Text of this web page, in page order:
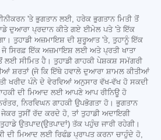
'ਤੇ ਭੁਗਤਾਨ ਲਈ, ਹਰੇਕ ਭੁਗਤਾਨ ਮਿਤੀ ਤੋਂ
ਦੁਆਰਾ ਪ੍ਰਦਾਨ ਕੀਤੇ ਗਏ ਈਮੇਲ ਪਤੇ 'ਤੇ ਇੱਕ
ਤੁਹਾਡੀ ਅਜ਼ਮਾਇਸ਼ ਦੀ ਸ਼ੁਰੂਆਤ 'ਤੇ, ਤੁਹਾਨੂੰ ਇੱਕ
ਜੋ ਸਿਰਫ਼ ਇੱਕ ਅਜ਼ਮਾਇਸ਼ ਲਈ ਅਤੇ ਪ੍ਰਤੀ ਖਾਤਾ
ਸੀਮਿਤ ਹੈ। ਤੁਹਾਡੀ ਗਾਹਕੀ ਪੇਸ਼ਕਸ਼ ਸਮੱਗਰੀ
ਸ਼ਰਤਾਂ (ਜੋ ਕਿ ਇੱਥੇ ਹਵਾਲੇ ਦੁਆਰਾ ਸ਼ਾਮਲ ਕੀਤੀਆਂ
ਖਰੀਦ ਪੰਨੇ ਦੇ ਵੇਰਵਿਆਂ ਅਨੁਸਾਰ ਵੱਖ-ਵੱਖ ਹੋ ਸਕਦੀ
ਦੀ ਮਿਆਦ ਲਈ ਆਪਣੇ ਆਪ ਰੀਨਿਊ ਹੋ
ਨਿਰਵਿਘਨ ਗਾਹਕੀ ਉਪਭੋਗਤਾ ਹੋ। ਭੁਗਤਾਨ
ਤੁਸੀਂ ਰੱਦ ਕਰਦੇ ਹੋ, ਤਾਂ ਤੁਹਾਡੀ ਅਦਾਇਗੀ
ਉਤਪਾਦ(ਉਤਪਾਦਾਂ) ਤੱਕ ਪਹੁੰਚ ਜਾਰੀ ਰਹੇਗੀ।
ਦੀ ਮਿਆਦ ਲਈ ਰਿਫੰਡ ਪ੍ਰਾਪਤ ਕਰਨਾ ਚਾਹੁੰਦੇ ਹੋ,